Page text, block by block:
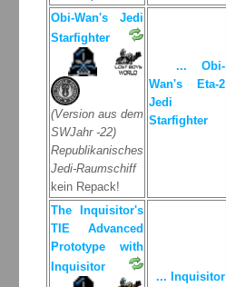
Obi-Wan's Jedi
Starfighter
(Version aus dem
SWJahr -22)
Republikanisches
Jedi-Raumschiff
kein Repack!
... Obi-
Wan's Eta-2
Jedi
Starfighter
The Inquisitor's
TIE Advanced
Prototype with
Inquisitor
... Inquisitor